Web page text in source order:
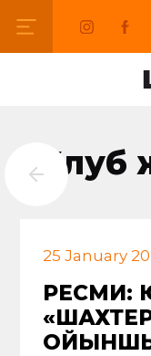
Клуб
25 January
РЕСМИ: